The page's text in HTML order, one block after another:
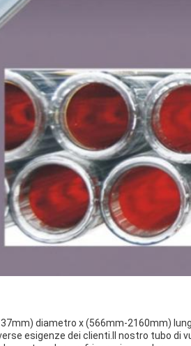
diametro x (566mm-2160mm)
esigenze dei clienti.Il nostro tubo di